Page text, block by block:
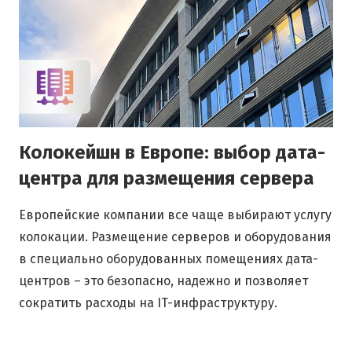
Колокейшн в Европе: выбор дата-
центра для размещения сервера
Европейские компании все чаще выбирают услугу
колокации. Размещение серверов и оборудования
в специально оборудованных помещениях дата-
центров – это безопасно, надежно и позволяет
сократить расходы на IT-инфраструктуру.